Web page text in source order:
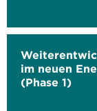
im neuen
(Phase 1)